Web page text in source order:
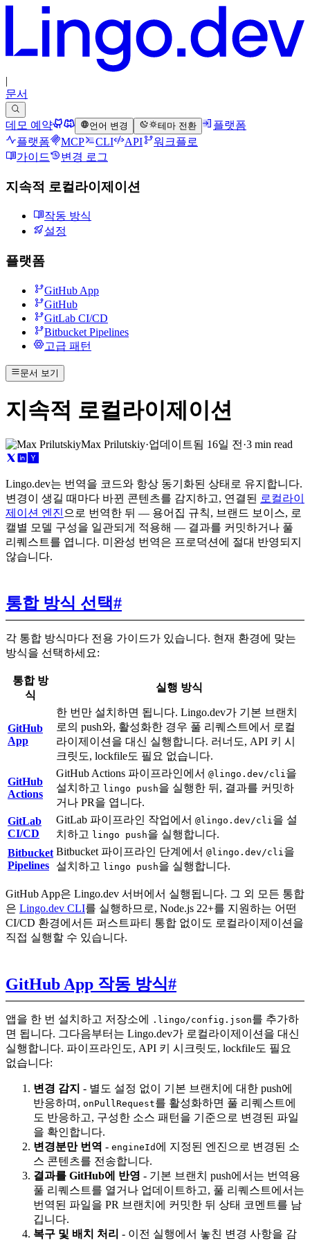
|
문서
데모 예약 언어 변경 테마 전환
플랫폼
플랫폼
MCP CLI API
워크플로
가이드
변경 로그
지속적 로컬라이제이션
작동 방식
설정
플랫폼
GitHub App
GitHub
GitLab CI/CD
Bitbucket Pipelines
고급 패턴
문서 보기
지속적 로컬라이제이션
Max Prilutskiy·업데이트됨 16일 전 ·3 min read
Lingo.dev는 번역을 코드와 항상 동기화된 상태로 유지합니다.
변경이 생길 때마다 바뀐 콘텐츠를 감지하고, 연결된 로컬라이
제이션 엔진 으로 번역한 뒤 — 용어집 규칙, 브랜드 보이스, 로
캘별 모델 구성을 일관되게 적용해 — 결과를 커밋하거나 풀
리퀘스트를 엽니다. 미완성 번역은 프로덕션에 절대 반영되지
않습니다.
통합 방식 선택#
각 통합 방식마다 전용 가이드가 있습니다. 현재 환경에 맞는
방식을 선택하세요:
통합 방
식
실행 방식
GitHub
App
한 번만 설치하면 됩니다. Lingo.dev가 기본 브랜치
로의 push와, 활성화한 경우 풀 리퀘스트에서 로컬
라이제이션을 대신 실행합니다. 러너도, API 키 시
크릿도, lockfile도 필요 없습니다.
GitHub
Actions
GitHub Actions 파이프라인에서 @lingo.dev/cli을
설치하고 lingo push을 실행한 뒤, 결과를 커밋하
거나 PR을 엽니다.
GitLab
CI/CD
GitLab 파이프라인 작업에서 @lingo.dev/cli을 설
치하고 lingo push을 실행합니다.
Bitbucket
Pipelines
Bitbucket 파이프라인 단계에서 @lingo.dev/cli을
설치하고 lingo push을 실행합니다.
GitHub App은 Lingo.dev 서버에서 실행됩니다. 그 외 모든 통합
은 Lingo.dev CLI를 실행하므로, Node.js 22+를 지원하는 어떤
CI/CD 환경에서든 퍼스트파티 통합 없이도 로컬라이제이션을
직접 실행할 수 있습니다.
GitHub App 작동 방식#
앱을 한 번 설치하고 저장소에 .lingo/config.json를 추가하
면 됩니다. 그다음부터는 Lingo.dev가 로컬라이제이션을 대신
실행합니다. 파이프라인도, API 키 시크릿도, lockfile도 필요
없습니다:
변경 감지 - 별도 설정 없이 기본 브랜치에 대한 push에
반응하며, onPullRequest를 활성화하면 풀 리퀘스트에
도 반응하고, 구성한 소스 패턴을 기준으로 변경된 파일
을 확인합니다.
변경분만 번역 - engineId 에 지정된 엔진으로 변경된 소
스 콘텐츠를 전송합니다.
결과를 GitHub에 반영 - 기본 브랜치 push에서는 번역용
풀 리퀘스트를 열거나 업데이트하고, 풀 리퀘스트에서는
번역된 파일을 PR 브랜치에 커밋한 뒤 상태 코멘트를 남
깁니다.
복구 및 배치 처리 - 이전 실행에서 놓친 변경 사항을 감